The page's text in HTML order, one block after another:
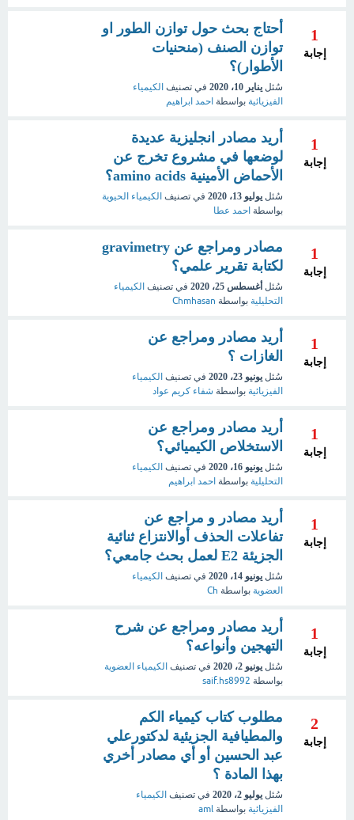
1
إجابة
أحتاج بحث حول توازن الطور او
توازن الصنف (منحنيات
الأطوار)؟
سُئل يناير 10، 2020 في تصنيف الكيمياء
الفيزيائية بواسطة احمد ابراهيم
1
إجابة
أريد مصادر انجليزية عديدة
لوضعها في مشروع تخرج عن
الأحماض الأمينية amino acids؟
سُئل يوليو 13، 2020 في تصنيف الكيمياء الحيوية
بواسطة احمد عطا
1
إجابة
مصادر ومراجع عن gravimetry
لكتابة تقرير علمي؟
سُئل أغسطس 25، 2020 في تصنيف الكيمياء
التحليلية بواسطة Chmhasan
1
إجابة
أريد مصادر ومراجع عن
الغازات ؟
سُئل يونيو 23، 2020 في تصنيف الكيمياء
الفيزيائية بواسطة شفاء كريم عواد
1
إجابة
أريد مصادر ومراجع عن
الاستخلاص الكيميائي؟
سُئل يونيو 16، 2020 في تصنيف الكيمياء
التحليلية بواسطة احمد ابراهيم
1
إجابة
أريد مصادر و مراجع عن
تفاعلات الحذف أوالانتزاع ثنائية
الجزيئة E2 لعمل بحث جامعي؟
سُئل يونيو 14، 2020 في تصنيف الكيمياء
العضوية بواسطة Ch
1
إجابة
أريد مصادر ومراجع عن شرح
التهجين وأنواعه؟
سُئل يونيو 2، 2020 في تصنيف الكيمياء العضوية
بواسطة saif.hs8992
2
إجابة
مطلوب كتاب كيمياء الكم
والمطيافية الجزيئية لدكتورعلي
عبد الحسين أو أي مصادر أخري
بهذا المادة ؟
سُئل يوليو 2، 2020 في تصنيف الكيمياء
الفيزيائية بواسطة aml